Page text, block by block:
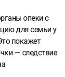
опеки с
для семьи у
покажет
— следствие